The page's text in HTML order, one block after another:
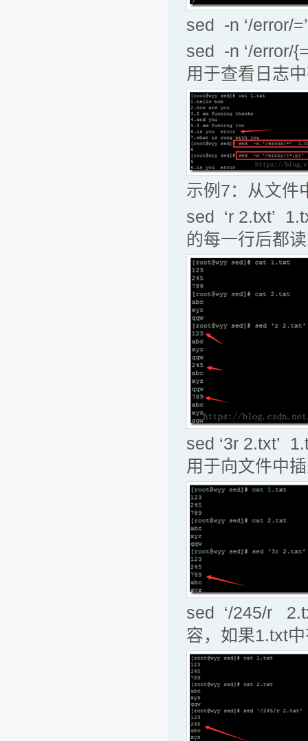
sed -n ‘/error/
sed -n ‘/error/
用于查看日志
示例7：从文件
sed ‘r 2.txt’
的每一行后都
sed ‘3r 2.txt’
用于向文件中
sed ‘/245/r
容，如果1.txt